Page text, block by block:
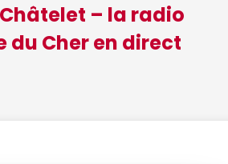
– la radio
du Cher en direct